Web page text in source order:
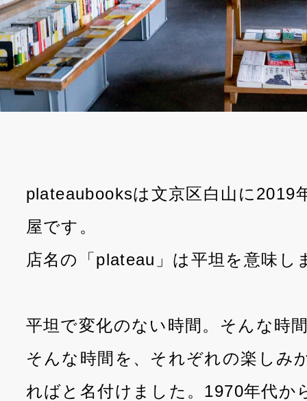
plateaubooksは文京区白山に2019
屋です。
店名の「plateau」は平坦を意味し
平坦で変化のない時間。そんな時
そんな時間を、それぞれの楽しみ
ればと名付けました。1970年代か